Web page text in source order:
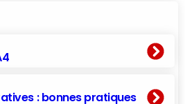
: bonnes pratiques